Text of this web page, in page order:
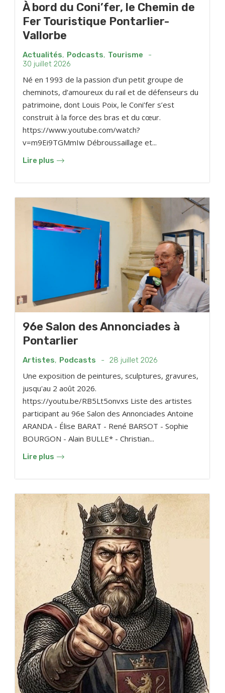
À bord du Coni’fer, le Chemin de
Fer Touristique Pontarlier-
Vallorbe
Actualités, Podcasts, Tourisme
-
30 juillet 2026
Né en 1993 de la passion d’un petit groupe de
cheminots, d’amoureux du rail et de défenseurs du
patrimoine, dont Louis Poix, le Coni’fer s’est
construit à la force des bras et du cœur.
https://www.youtube.com/watch?
v=m9Ei9TGMmIw Débroussaillage et...
Lire plus
96e Salon des Annonciades à
Pontarlier
Artistes, Podcasts - 28 juillet 2026
Une exposition de peintures, sculptures, gravures,
jusqu'au 2 août 2026.
https://youtu.be/RB5Lt5onvxs Liste des artistes
participant au 96e Salon des Annonciades Antoine
ARANDA - Élise BARAT - René BARSOT - Sophie
BOURGON - Alain BULLE* - Christian...
Lire plus